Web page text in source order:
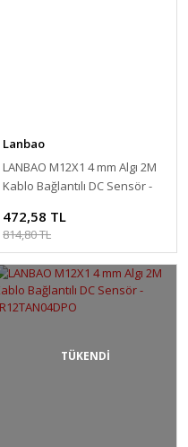
Lanbao
LANBAO M12X1 4 mm Algı 2M
Kablo Bağlantılı DC Sensör -
472,58 TL
814,80 TL
TÜKENDİ